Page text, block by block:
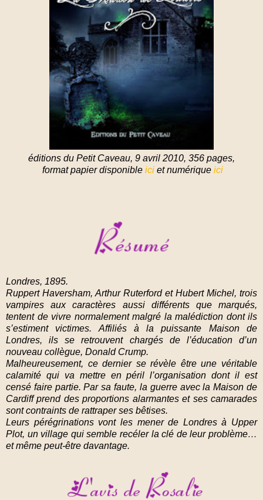
éditions du Petit Caveau, 9 avril 2010, 356 pages,
format papier disponible ici et numérique ici
Londres, 1895.
Ruppert Haversham, Arthur Ruterford et Hubert Michel, trois
vampires aux caractères aussi différents que marqués,
tentent de vivre normalement malgré la malédiction dont ils
s’estiment victimes. Affiliés à la puissante Maison de
Londres, ils se retrouvent chargés de l’éducation d’un
nouveau collègue, Donald Crump.
Malheureusement, ce dernier se révèle être une véritable
calamité qui va mettre en péril l’organisation dont il est
censé faire partie. Par sa faute, la guerre avec la Maison de
Cardiff prend des proportions alarmantes et ses camarades
sont contraints de rattraper ses bêtises.
Leurs pérégrinations vont les mener de Londres à Upper
Plot, un village qui semble recéler la clé de leur problème…
et même peut-être davantage.